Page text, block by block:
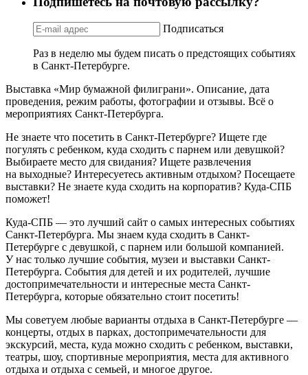
Подписаться
Раз в неделю мы будем писать о предстоящих событиях
в Санкт-Петербурге.
Выставка «Мир бумажной филиграни». Описание, дата
проведения, режим работы, фотографии и отзывы. Всё о
мероприятиях Санкт-Петербурга.
Не знаете что посетить в Санкт-Петербурге? Ищете где
погулять с ребенком, куда сходить с парнем или девушкой?
Выбираете место для свидания? Ищете развлечения
на выходные? Интересуетесь активным отдыхом? Посещаете
выставки? Не знаете куда сходить на корпоратив? Куда-СПБ
поможет!
Куда-СПБ — это лучший сайт о самых интересных событиях
Санкт-Петербурга. Мы знаем куда сходить в Санкт-
Петербурге с девушкой, с парнем или большой компанией.
У нас только лучшие события, музеи и выставки Санкт-
Петербурга. События для детей и их родителей, лучшие
достопримечательности и интересные места Санкт-
Петербурга, которые обязательно стоит посетить!
Мы советуем любые варианты отдыха в Санкт-Петербурге —
концерты, отдых в парках, достопримечательности для
экскурсий, места, куда можно сходить с ребенком, выставки,
театры, шоу, спортивные мероприятия, места для активного
отдыха и отдыха с семьей, и многое другое.